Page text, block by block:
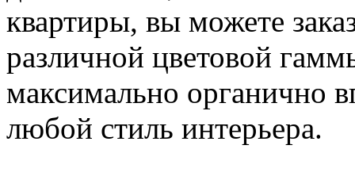
квартиры, вы можете
различной цветовой
максимально органично
любой стиль интерьера.